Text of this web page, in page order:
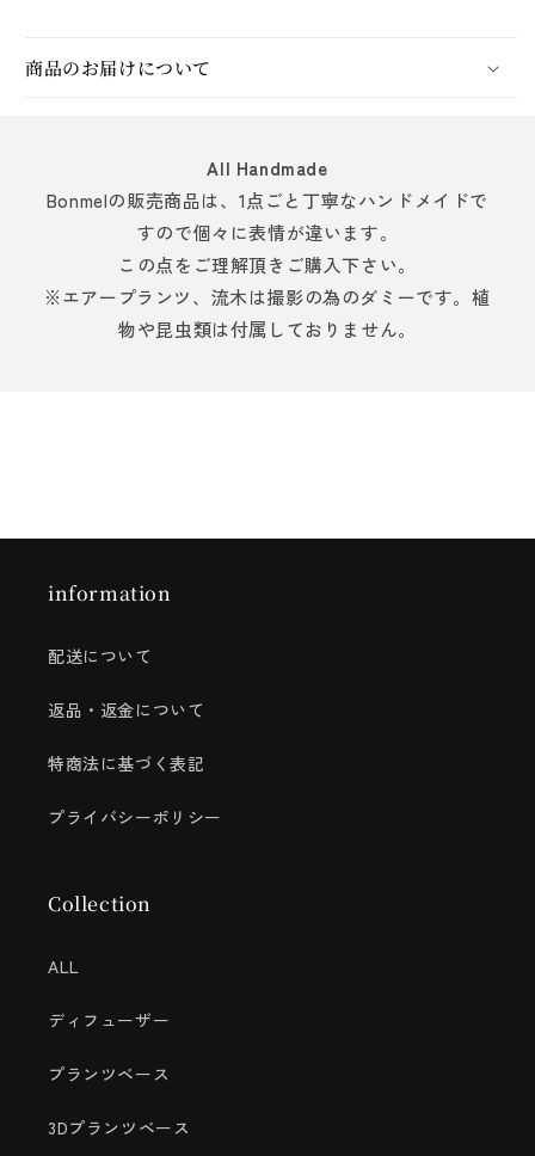
商品のお届けについて
All Handmade
Bonmelの販売商品は、1点ごと丁寧なハンドメイドで
すので個々に表情が違います。
この点をご理解頂きご購入下さい。
※エアープランツ、流木は撮影の為のダミーです。植
物や昆虫類は付属しておりません。
information
配送について
返品・返金について
特商法に基づく表記
プライバシーポリシー
Collection
ALL
ディフューザー
プランツベース
3Dプランツベース